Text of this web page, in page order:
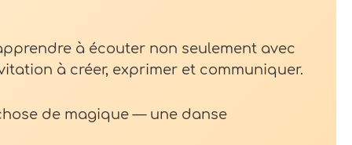
à écouter non seulement avec
à créer, exprimer et communiquer.
de magique — une danse